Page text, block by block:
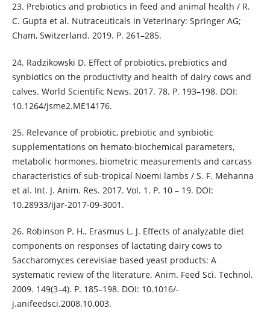
23. Prebiotics and probiotics in feed and animal health / R.
C. Gupta et al. Nutraceuticals in Veterinary: Springer AG;
Cham, Switzerland. 2019. P. 261–285.
24. Radzikowski D. Effect of probiotics, prebiotics and
synbiotics on the productivity and health of dairy cows and
calves. World Scientific News. 2017. 78. P. 193–198. DOI:
10.1264/jsme2.ME14176.
25. Relevance of probiotic, prebiotic and synbiotic
supplementations on hemato-biochemical parameters,
metabolic hormones, biometric measurements and carcass
characteristics of sub-tropical Noemi lambs / S. F. Mehanna
et al. Int. J. Anim. Res. 2017. Vol. 1. P. 10 – 19. DOI:
10.28933/ijar-2017-09-3001.
26. Robinson P. H., Erasmus L. J. Effects of analyzable diet
components on responses of lactating dairy cows to
Saccharomyces cerevisiae based yeast products: A
systematic review of the literature. Anim. Feed Sci. Technol.
2009. 149(3–4). P. 185–198. DOI: 10.1016/-
j.anifeedsci.2008.10.003.